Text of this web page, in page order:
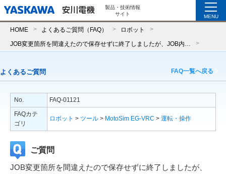
製品・技術情報
サイト
MENU
HOME よくあるご質問（FAQ） ロボット
よくあるご質問 FAQ一覧へ戻る
No.
FAQ-01121
FAQカテ
ゴリ
ロボット > ツール > MotoSim EG-VRC > 運転・操作
ご質問
JOB変更箇所を間違えたので保存せずに終了しましたが、